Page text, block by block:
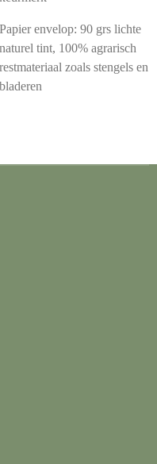
Papier envelop: 90 grs lichte
naturel tint, 100% agrarisch
restmateriaal zoals stengels en
bladeren